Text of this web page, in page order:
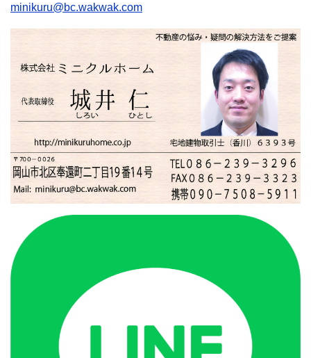
minikuru@bc.wakwak.com